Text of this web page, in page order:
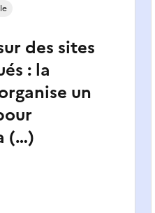
des sites
: la
un
(…)